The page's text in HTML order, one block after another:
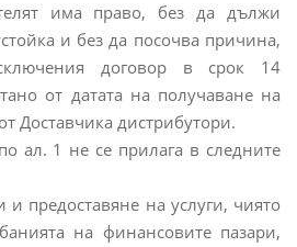
има право, без да дължи
и без да посочва причина,
договор в срок 14
от датата на получаване на
Доставчика дистрибутори.
ал. 1 не се прилага в следните
и предоставяне на услуги, чиято
на финансовите пазари,